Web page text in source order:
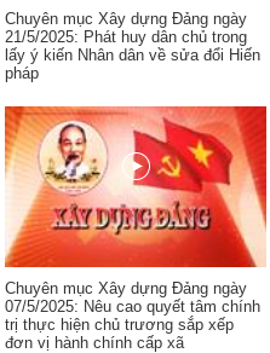
Chuyên mục Xây dựng Đảng ngày
21/5/2025: Phát huy dân chủ trong
lấy ý kiến Nhân dân về sửa đổi Hiến
pháp
Chuyên mục Xây dựng Đảng ngày
07/5/2025: Nêu cao quyết tâm chính
trị thực hiện chủ trương sắp xếp
đơn vị hành chính cấp xã